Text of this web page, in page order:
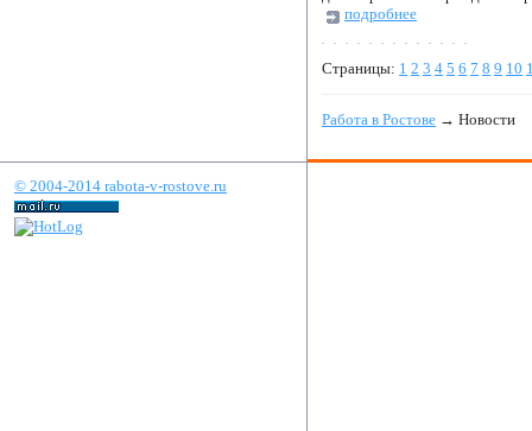
подробнее
Страницы: 1 2 3 4 5 6 7 8 9 10
Работа в Ростове → Новости
© 2004-2014 rabota-v-rostove.ru